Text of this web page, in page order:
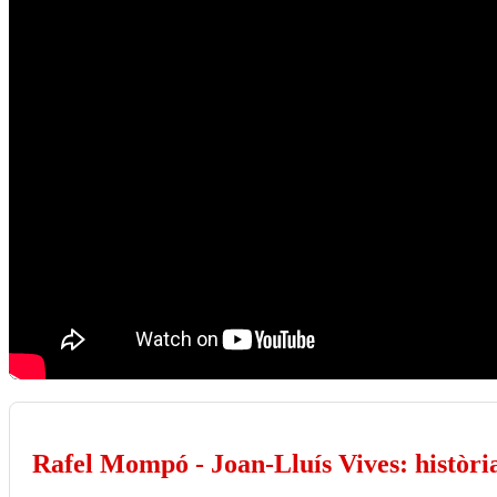
Rafel Mompó - Joan-Lluís Vives: